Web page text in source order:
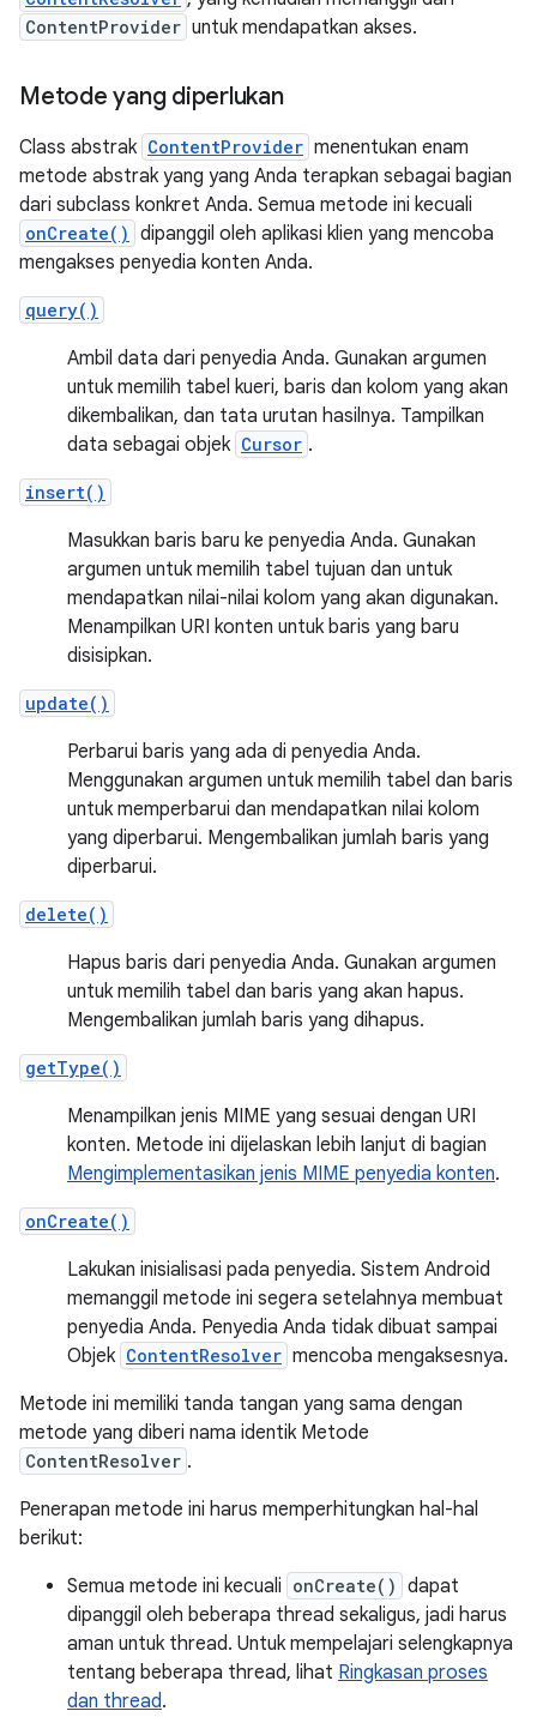
ContentProvider untuk mendapatkan akses.
Metode yang diperlukan
Class abstrak ContentProvider menentukan enam
metode abstrak yang yang Anda terapkan sebagai bagian
dari subclass konkret Anda. Semua metode ini kecuali
onCreate() dipanggil oleh aplikasi klien yang mencoba
mengakses penyedia konten Anda.
query()
Ambil data dari penyedia Anda. Gunakan argumen
untuk memilih tabel kueri, baris dan kolom yang akan
dikembalikan, dan tata urutan hasilnya. Tampilkan
data sebagai objek Cursor .
insert()
Masukkan baris baru ke penyedia Anda. Gunakan
argumen untuk memilih tabel tujuan dan untuk
mendapatkan nilai-nilai kolom yang akan digunakan.
Menampilkan URI konten untuk baris yang baru
disisipkan.
update()
Perbarui baris yang ada di penyedia Anda.
Menggunakan argumen untuk memilih tabel dan baris
untuk memperbarui dan mendapatkan nilai kolom
yang diperbarui. Mengembalikan jumlah baris yang
diperbarui.
delete()
Hapus baris dari penyedia Anda. Gunakan argumen
untuk memilih tabel dan baris yang akan hapus.
Mengembalikan jumlah baris yang dihapus.
getType()
Menampilkan jenis MIME yang sesuai dengan URI
konten. Metode ini dijelaskan lebih lanjut di bagian
Mengimplementasikan jenis MIME penyedia konten.
onCreate()
Lakukan inisialisasi pada penyedia. Sistem Android
memanggil metode ini segera setelahnya membuat
penyedia Anda. Penyedia Anda tidak dibuat sampai
Objek ContentResolver mencoba mengaksesnya.
Metode ini memiliki tanda tangan yang sama dengan
metode yang diberi nama identik Metode
ContentResolver .
Penerapan metode ini harus memperhitungkan hal-hal
berikut:
Semua metode ini kecuali onCreate() dapat
dipanggil oleh beberapa thread sekaligus, jadi harus
aman untuk thread. Untuk mempelajari selengkapnya
tentang beberapa thread, lihat Ringkasan proses
dan thread.